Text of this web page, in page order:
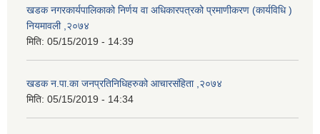
खडक नगरकार्यपालिकाको निर्णय वा अधिकारपत्रको प्रमाणीकरण (कार्यविधि )
नियमावली ,२०७४
मिति: 05/15/2019 - 14:39
खडक न.पा.का जनप्रतिनिधिहरुको आचारसंहिता ,२०७४
मिति: 05/15/2019 - 14:34